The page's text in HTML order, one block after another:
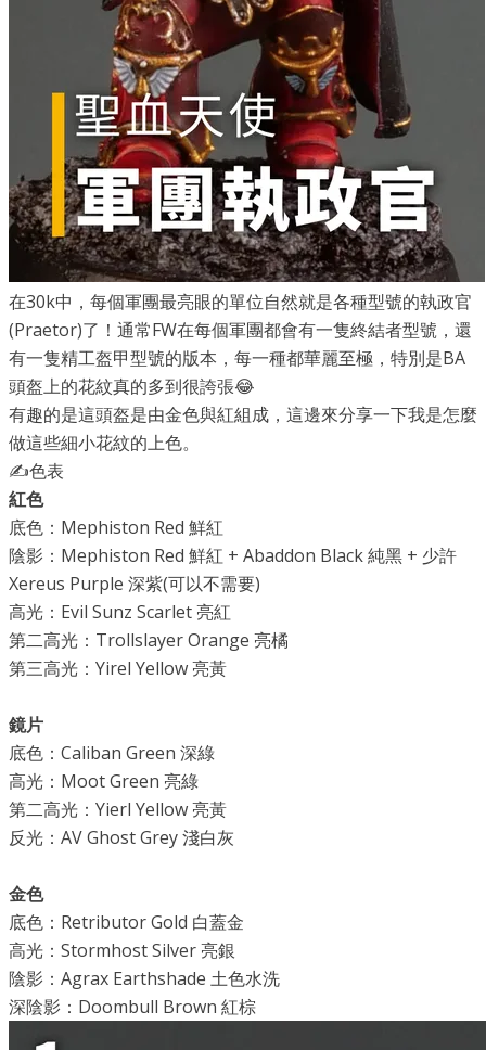
在30k中，每個軍團最亮眼的單位自然就是各種型號的執政官
(Praetor)了！通常FW在每個軍團都會有一隻終結者型號，還
有一隻精工盔甲型號的版本，每一種都華麗至極，特別是BA
頭盔上的花紋真的多到很誇張😂
有趣的是這頭盔是由金色與紅組成，這邊來分享一下我是怎麼
做這些細小花紋的上色。
✍️色表
紅色
底色：Mephiston Red 鮮紅
陰影：Mephiston Red 鮮紅 + Abaddon Black 純黑 + 少許
Xereus Purple 深紫(可以不需要)
高光：Evil Sunz Scarlet 亮紅
第二高光：Trollslayer Orange 亮橘
第三高光：Yirel Yellow 亮黃
鏡片
底色：Caliban Green 深綠
高光：Moot Green 亮綠
第二高光：Yierl Yellow 亮黃
反光：AV Ghost Grey 淺白灰
金色
底色：Retributor Gold 白蓋金
高光：Stormhost Silver 亮銀
陰影：Agrax Earthshade 土色水洗
深陰影：Doombull Brown 紅棕